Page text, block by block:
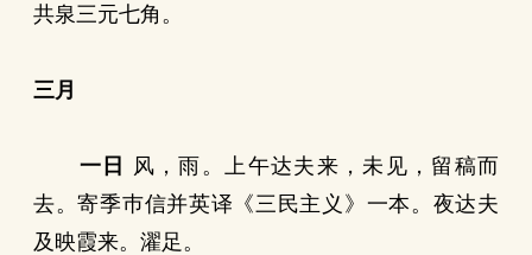
共泉三元七角。
三月
一日
风，雨。上午达夫来，未见，留稿而
去。寄季巿信并英译《三民主义》一本。夜达夫
及映霞来。濯足。